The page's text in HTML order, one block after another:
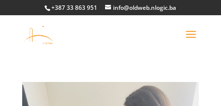
+387 33 863 951 info@oldweb.nlogic.ba